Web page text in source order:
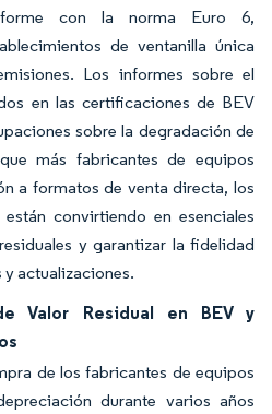
con la norma Euro 6,
de ventanilla única
Los informes sobre el
en las certificaciones de BEV
sobre la degradación de
más fabricantes de equipos
a formatos de venta directa, los
convirtiendo en esenciales
y garantizar la fidelidad
actualizaciones.
Valor Residual en BEV y
de los fabricantes de equipos
durante varios años